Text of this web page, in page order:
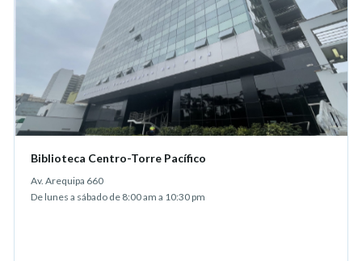
Biblioteca Centro-Torre Pacífico
Av. Arequipa 660
De lunes a sábado de 8:00 am a 10:30 pm